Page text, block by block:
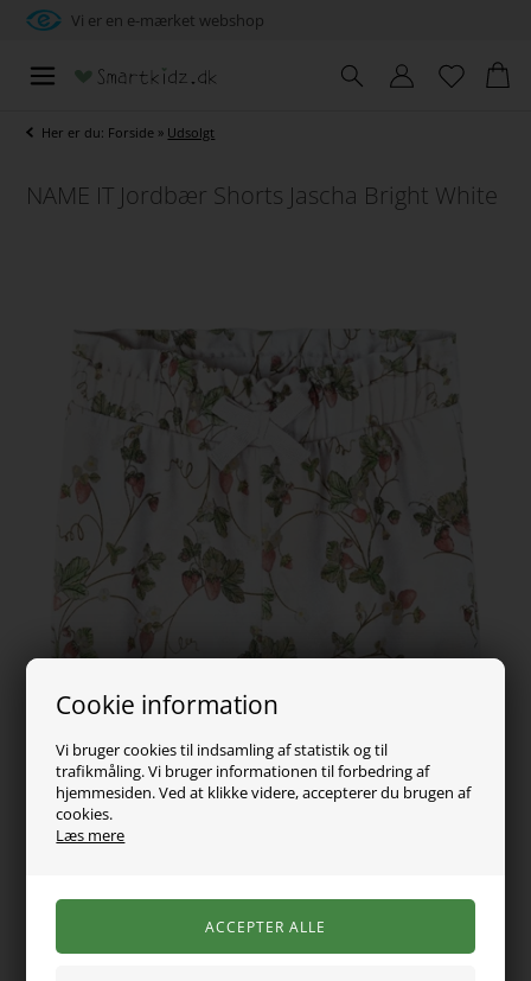
Cookie information
Vi bruger cookies til indsamling af statistik og til
trafikmåling. Vi bruger informationen til forbedring af
hjemmesiden. Ved at klikke videre, accepterer du brugen af
cookies.
Læs mere
Vi er en e-mærket webshop
Her er du: Forside » Udsolgt
NAME IT Jordbær Shorts Jascha Bright White
99,00DKK
Vælg Størrelse